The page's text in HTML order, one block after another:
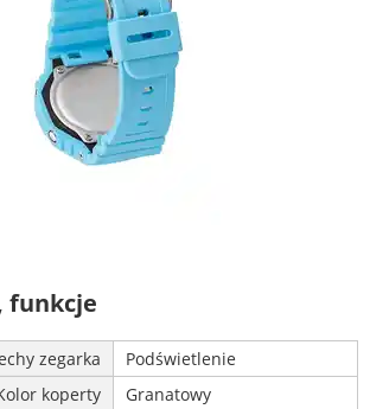
funkcje
zegarka
Podświetlenie
koperty
Granatowy